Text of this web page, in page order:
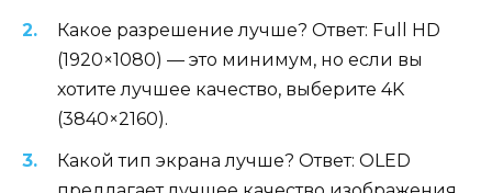
Какое разрешение лучше? Ответ: Full HD
(1920×1080) — это минимум, но если вы
хотите лучшее качество, выберите 4K
(3840×2160).
Какой тип экрана лучше? Ответ: OLED